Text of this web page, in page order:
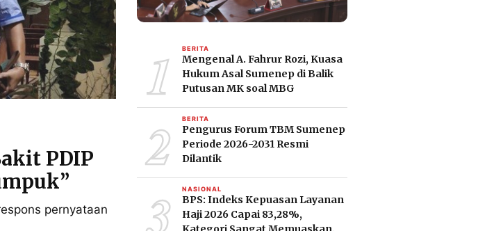
PDIP
pernyataan
1 BERITA
Mengenal A. Fahrur Rozi, Kuasa
Hukum Asal Sumenep di Balik
Putusan MK soal MBG
2 BERITA
Pengurus Forum TBM Sumenep
Periode 2026-2031 Resmi
Dilantik
3 NASIONAL
BPS: Indeks Kepuasan Layanan
Haji 2026 Capai 83,28%,